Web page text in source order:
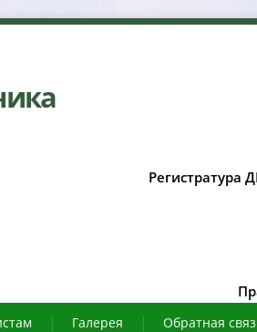
Регистратура
Галерея Обратная